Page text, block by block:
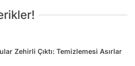
Zehirli Çıktı: Temizlemesi Asırlar